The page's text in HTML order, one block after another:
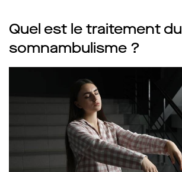
Quel est le traitement du
somnambulisme ?